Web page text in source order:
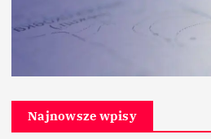
Najnowsze wpisy